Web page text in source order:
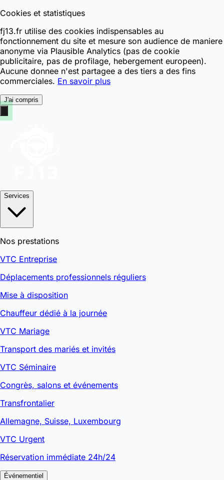
Cookies et statistiques
fj13.fr utilise des cookies indispensables au
fonctionnement du site et mesure son audience de maniere
anonyme via Plausible Analytics (pas de cookie
publicitaire, pas de profilage, hebergement europeen).
Aucune donnee n'est partagee a des tiers a des fins
commerciales. En savoir plus
J'ai compris
Services
Nos prestations
VTC Entreprise
Déplacements professionnels réguliers
Mise à disposition
Chauffeur dédié à la journée
VTC Mariage
Transport des mariés et invités
VTC Séminaire
Congrès, salons et événements
Transfrontalier
Allemagne, Suisse, Luxembourg
VTC Urgent
Réservation immédiate 24h/24
Événementiel